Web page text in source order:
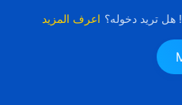
هل تريد دخوله؟ اعرف المزيد